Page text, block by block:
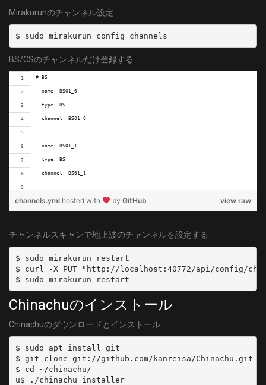
    - CS
command: dvbv5-zap -a 2 -c /usr/local/dvbconf-for-isdb/conf/
  dvbDevicePath: /dev/dvb/adapter2/dvr0
  decoder: arib-b25-stream-test
- name: PT3-T1
  dvbDevicePath: /dev/dvb/adapter1/dvr0
  isDisabled: true
  types:
command: dvbv5-zap -a 3 -c /usr/local/dvbconf-for-isdb/conf/
  dvbDevicePath: /dev/dvb/adapter3/dvr0
  decoder: arib-b25-stream-test
  isDisabled: true
- name: PX-S1UD
  types:
    - GR
Mirakurunのチャンネル設定
BS/CSのチャンネルだけ登録する
# BS
- name: BS01_0
  type: BS
  channel: BS01_0
- name: BS01_1
  type: BS
  channel: BS01_1
- name: BS01_2
- name: BS03_0
  type: BS
  channel: BS03_0
- name: BS03_1
  type: BS
  channel: BS03_1
- name: BS03_2
  type: BS
view raw
channels.yml hosted with by GitHub
チャンネルスキャンで地上波のチャンネルを設定する
$ sudo mirakurun restart
$ curl -X PUT "http://localhost:40772/api/config/
Chinachuのインストール
Chinachuのダウンロードとインストール
$ sudo apt install git
$ git clone git://github.com/kanreisa/Chinachu.git ~/
$ cd ~/chinachu/
u$ ./chinachu installer